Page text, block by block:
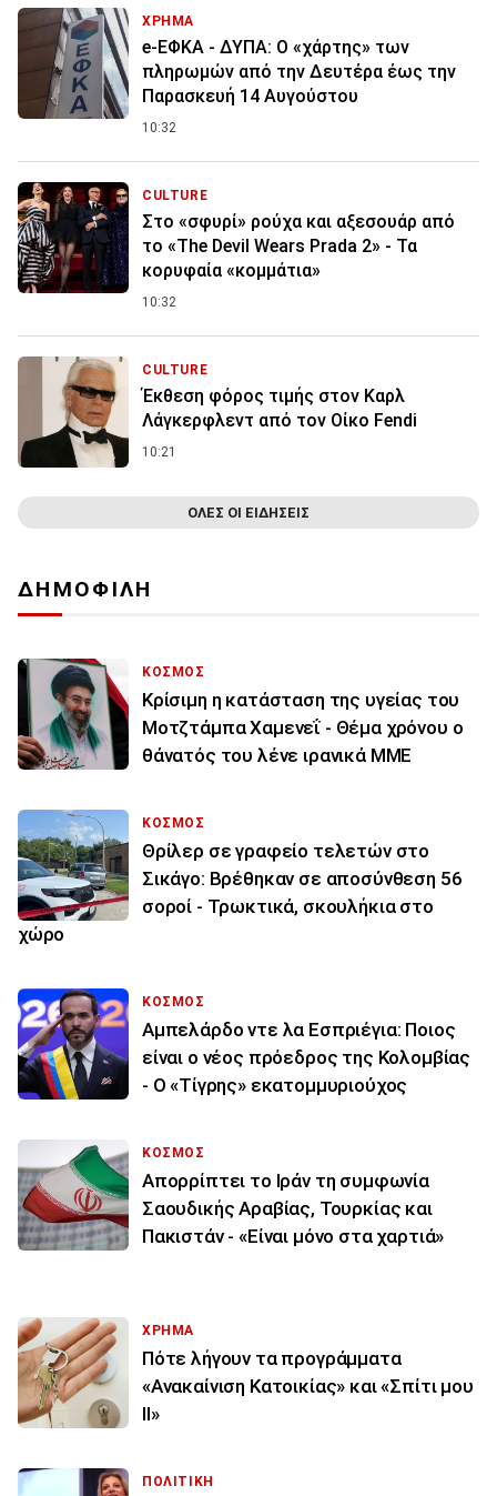
ΧΡΗΜΑ
e-ΕΦΚΑ - ΔΥΠΑ: Ο «χάρτης» των
πληρωμών από την Δευτέρα έως την
Παρασκευή 14 Αυγούστου
10:32
CULTURE
Στο «σφυρί» ρούχα και αξεσουάρ από
το «The Devil Wears Prada 2» - Τα
κορυφαία «κομμάτια»
10:32
CULTURE
Έκθεση φόρος τιμής στον Καρλ
Λάγκερφλεντ από τον Οίκο Fendi
10:21
ΟΛΕΣ ΟΙ ΕΙΔΗΣΕΙΣ
ΔΗΜΟΦΙΛΗ
ΚΟΣΜΟΣ
Κρίσιμη η κατάσταση της υγείας του
Μοτζτάμπα Χαμενεΐ - Θέμα χρόνου ο
θάνατός του λένε ιρανικά ΜΜΕ
ΚΟΣΜΟΣ
Θρίλερ σε γραφείο τελετών στο
Σικάγο: Βρέθηκαν σε αποσύνθεση 56
σοροί - Τρωκτικά, σκουλήκια στο
χώρο
ΚΟΣΜΟΣ
Αμπελάρδο ντε λα Εσπριέγια: Ποιος
είναι ο νέος πρόεδρος της Κολομβίας
- Ο «Τίγρης» εκατομμυριούχος
ΚΟΣΜΟΣ
Απορρίπτει το Ιράν τη συμφωνία
Σαουδικής Αραβίας, Τουρκίας και
Πακιστάν - «Είναι μόνο στα χαρτιά»
ΧΡΗΜΑ
Πότε λήγουν τα προγράμματα
«Ανακαίνιση Κατοικίας» και «Σπίτι μου
ΙΙ»
ΠΟΛΙΤΙΚΗ